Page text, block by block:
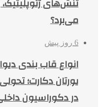
می‌برد؟
6 روز پیش
انواع قاب بندی
یورتان دکارت؛
در دکوراسیون